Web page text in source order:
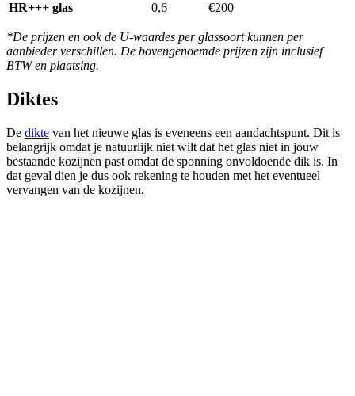
HR+++ glas
0,6 €200
*De prijzen en ook de U-waardes per glassoort kunnen per
aanbieder verschillen. De bovengenoemde prijzen zijn inclusief
BTW en plaatsing.
Diktes
De dikte van het nieuwe glas is eveneens een aandachtspunt. Dit is
belangrijk omdat je natuurlijk niet wilt dat het glas niet in jouw
bestaande kozijnen past omdat de sponning onvoldoende dik is. In
dat geval dien je dus ook rekening te houden met het eventueel
vervangen van de kozijnen.